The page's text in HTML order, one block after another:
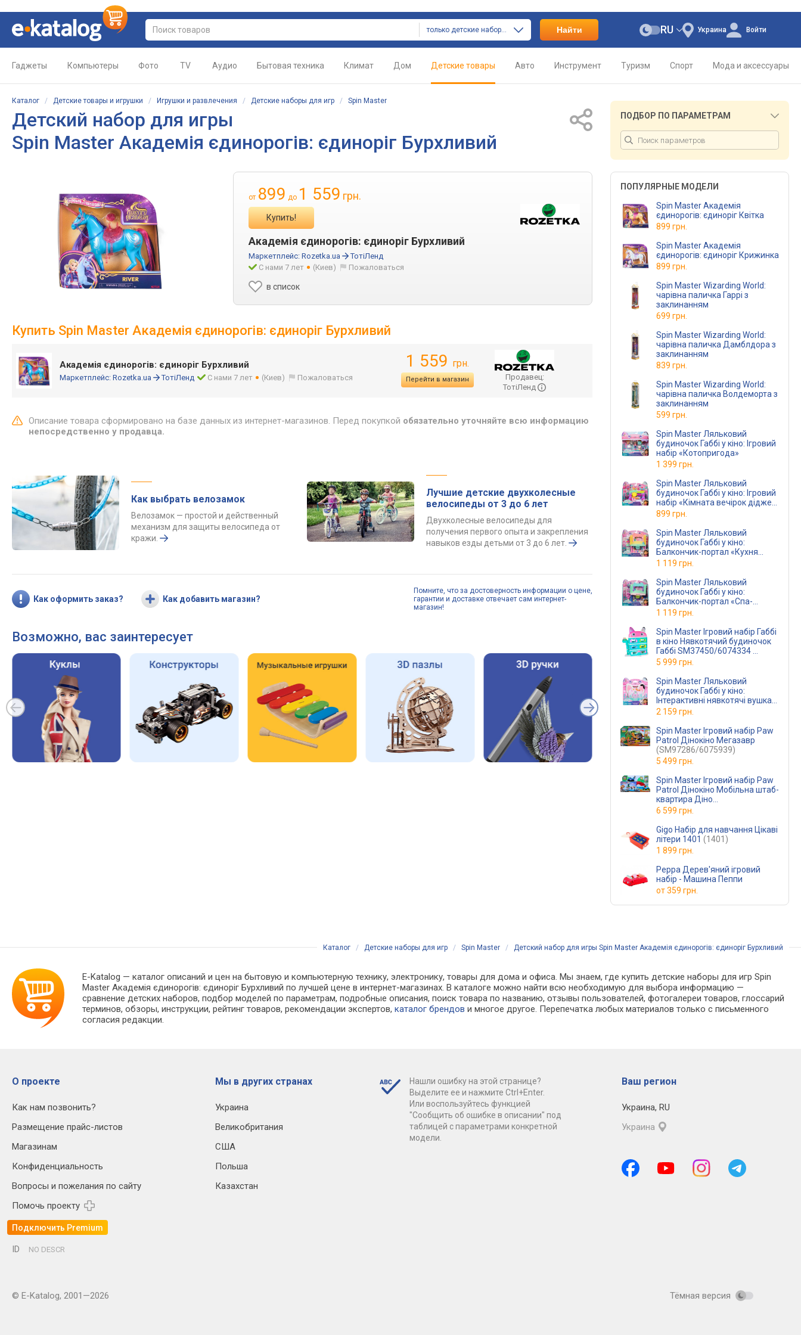
только детские наборы для игр Найти Украина
RU Войти
Гаджеты Компьютеры Фото TV Аудио Бытовая техника Климат Дом Детские товары Авто Инструмент Туризм Спорт Мода и аксессуары
Каталог / Детские товары и игрушки / Игрушки и развлечения / Детские наборы для игр / Spin Master
Детский набор для игры
Spin Master Академія єдинорогів: єдиноріг Бурхливий
от 899 до 1 559 грн.
Купить!
Академія єдинорогів: єдиноріг Бурхливий
Маркетплейс: Rozetka.ua
ТотіЛенд
С нами 7 лет
(Киев) Пожаловаться
в список
Купить Spin Master Академія єдинорогів: єдиноріг Бурхливий
Академія єдинорогів: єдиноріг Бурхливий
Маркетплейс: Rozetka.ua ТотіЛенд С нами 7 лет (Киев) Пожаловаться
1 559 грн.
Перейти в магазин
Продавец:
ТотіЛенд
Описание товара сформировано на базе данных из интернет-магазинов. Перед покупкой обязательно уточняйте всю информацию
непосредственно у продавца.
Как выбрать велозамок
Велозамок — простой и действенный
механизм для защиты велосипеда от
кражи.
Лучшие детские двухколесные
велосипеды от 3 до 6 лет
Двухколесные велосипеды для
получения первого опыта и закрепления
навыков езды детьми от 3 до 6 лет.
Как оформить заказ? Как добавить магазин?
Помните, что за достоверность информации о цене,
гарантии и доставке отвечает сам интернет-
магазин!
Возможно, вас заинтересует
ПОДБОР ПО ПАРАМЕТРАМ
ПОПУЛЯРНЫЕ МОДЕЛИ
Spin Master Академія
єдинорогів: єдиноріг Квітка
899 грн.
Spin Master Академія
єдинорогів: єдиноріг Крижинка
899 грн.
Spin Master Wizarding World:
чарівна паличка Гаррі з
заклинанням
699 грн.
Spin Master Wizarding World:
чарівна паличка Дамблдора з
заклинанням
839 грн.
Spin Master Wizarding World:
чарівна паличка Волдеморта з
заклинанням
599 грн.
Spin Master Ляльковий
будиночок Габбі у кіно: Ігровий
набір «Котопригода»
1 399 грн.
Spin Master Ляльковий
будиночок Габбі у кіно: Ігровий
набір «Кімната вечірок діджея
Нявкота»
899 грн.
Spin Master Ляльковий
будиночок Габбі у кіно:
Балкончик-портал «Кухня
Кексика»
1 119 грн.
Spin Master Ляльковий
будиночок Габбі у кіно:
Балкончик-портал «Спа-
кімната Нявки»
1 119 грн.
Spin Master Ігровий набір Габбі
в кіно Нявкотячий будиночок
Габбі SM37450/6074334
(SM37450/6074334)
5 999 грн.
Spin Master Ляльковий
будиночок Габбі у кіно:
Інтерактивні нявкотячі вушка
Габбі
2 159 грн.
Spin Master Ігровий набір Paw
Patrol Дінокіно Мегазавр
(SM97286/6075939)
5 499 грн.
Spin Master Ігровий набір Paw
Patrol Дінокіно Мобільна штаб-
квартира Діно
(SM97292/6076044)
6 599 грн.
Gigo Набір для навчання Цікаві
літери 1401 (1401)
1 899 грн.
Peppa Дерев'яний ігровий
набір - Машина Пеппи
от359 грн.
Каталог / Детские наборы для игр / Spin Master / Детский набор для игры Spin Master Академія єдинорогів: єдиноріг Бурхливий
E-Katalog — каталог описаний и цен на бытовую и компьютерную технику, электронику, товары для дома и офиса. Мы знаем, где купить детские наборы для игр Spin
Master Академія єдинорогів: єдиноріг Бурхливий по лучшей цене в интернет-магазинах. В каталоге можно найти всю необходимую для выбора информацию —
сравнение детских наборов, подбор моделей по параметрам, подробные описания, поиск товара по названию, отзывы пользователей, фотогалереи товаров, глоссарий
терминов, обзоры, инструкции, рейтинг товаров, рекомендации экспертов,каталог брендов и многое другое. Перепечатка любых материалов только с письменного
согласия редакции.
О проекте
Как нам позвонить?
Размещение прайс-листов
Магазинам
Конфиденциальность
Вопросы и пожелания по сайту
Помочь проекту
Подключить Premium
Мы в других странах
Украина
Великобритания
США
Польша
Казахстан
Нашли ошибку на этой странице?
Выделите ее и нажмите Ctrl+Enter.
Или воспользуйтесь функцией
"Сообщить об ошибке в описании" под
таблицей с параметрами конкретной
модели.
Ваш регион
Украина, RU
Украина
ID NO DESCR
© E-Katalog, 2001—2026 Тёмная версия